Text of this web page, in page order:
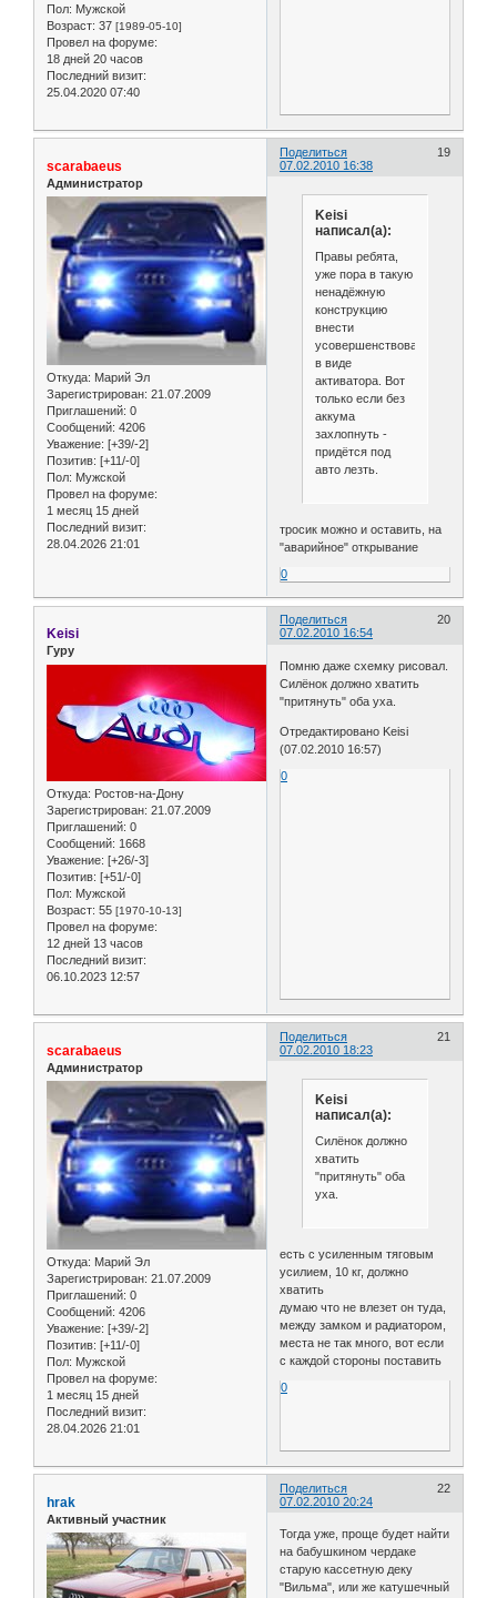
Пол: Мужской
Возраст: 37 [1989-05-10]
Провел на форуме:
18 дней 20 часов
Последний визит:
25.04.2020 07:40
Поделиться
19
07.02.2010 16:38
scarabaeus
Администратор
Откуда: Марий Эл
Зарегистрирован: 21.07.2009
Приглашений: 0
Сообщений: 4206
Уважение: [+39/-2]
Позитив: [+11/-0]
Пол: Мужской
Провел на форуме:
1 месяц 15 дней
Последний визит:
28.04.2026 21:01
Keisi
написал(а):
Правы ребята,
уже пора в такую
ненадёжную
конструкцию
внести
усовершенствования,
в виде
активатора. Вот
только если без
аккума
захлопнуть -
придётся под
авто лезть.
тросик можно и оставить, на
"аварийное" открывание
0
Поделиться
20
07.02.2010 16:54
Keisi
Гуру
Откуда: Ростов-на-Дону
Зарегистрирован: 21.07.2009
Приглашений: 0
Сообщений: 1668
Уважение: [+26/-3]
Позитив: [+51/-0]
Пол: Мужской
Возраст: 55 [1970-10-13]
Провел на форуме:
12 дней 13 часов
Последний визит:
06.10.2023 12:57
Помню даже схемку рисовал.
Силёнок должно хватить
"притянуть" оба уха.
Отредактировано Keisi
(07.02.2010 16:57)
0
Поделиться
21
07.02.2010 18:23
scarabaeus
Администратор
Откуда: Марий Эл
Зарегистрирован: 21.07.2009
Приглашений: 0
Сообщений: 4206
Уважение: [+39/-2]
Позитив: [+11/-0]
Пол: Мужской
Провел на форуме:
1 месяц 15 дней
Последний визит:
28.04.2026 21:01
Keisi
написал(а):
Силёнок должно
хватить
"притянуть" оба
уха.
есть с усиленным тяговым
усилием, 10 кг, должно
хватить
думаю что не влезет он туда,
между замком и радиатором,
места не так много, вот если
с каждой стороны поставить
0
Поделиться
22
07.02.2010 20:24
hrak
Активный участник
Тогда уже, проще будет найти
на бабушкином чердаке
старую кассетную деку
"Вильма", или же катушечный